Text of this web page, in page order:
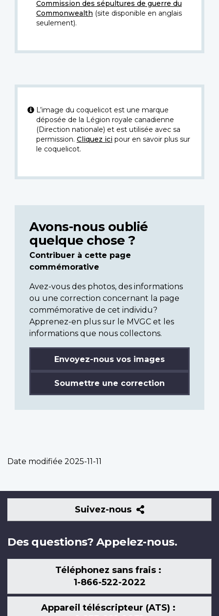
Commission des sépultures de guerre du
Commonwealth (site disponible en anglais
seulement).
L’image du coquelicot est une marque
déposée de la Légion royale canadienne
(Direction nationale) et est utilisée avec sa
permission. Cliquez icipour en savoir plus sur
le coquelicot.
Avons-nous oublié
quelque chose ?
Contribuer à cette page
commémorative
Avez-vous des photos, des informations
ou une correction concernant la page
commémorative de cet individu?
Apprenez-en plus sur le MVGC et les
informations que nous collectons.
Envoyez-nous vos images
Soumettre une correction
Date modifiée 2025-11-11
Suivez-nous
Suivez-
nous
Des questions? Appelez-nous.
Téléphonez sans frais :
1-866-522-2022
Appareil téléscripteur (ATS) :